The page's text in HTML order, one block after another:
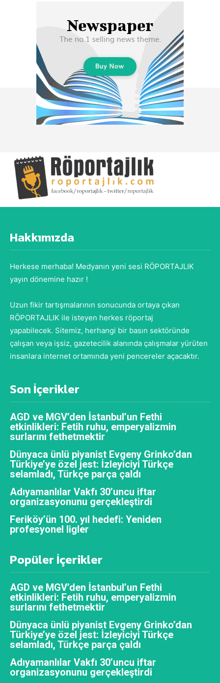
Hakkımızda
Herkese merhaba! Medyanın yeni sesi RÖPORTAJLIK
yayın dönemine hazır !
Uzun fikir tartışmalarının sonucunda ortaya çıkan
RÖPORTAJLIK ile isteyen herkes röportaj
yapabilecek. Sitemiz, herhangi bir basın sektöründe
çalışan veya işsiz, gazetecilik alanında çalışmalar yürüten
insanlara internet ortamında yeni pencereler açacaktır.
Son İçerikler
AGD ve MGV’den İstanbul’un Fethi
etkinlikleri: Fetih ruhu, emperyalizmin
surlarını fethetmektir
Dünyaca ünlü piyanist Evgeny Grinko’dan
Türkiye’ye özel jest: İzleyiciyi Türkçe
selamladı, Türkçe parça çaldı
Adıyamanlılar Vakfı 30’uncu iftar
organizasyonunu gerçekleştirdi
Feriköy’ün 100. yıl hedefi: Yeniden
profesyonel ligler
Popüler İçerikler
AGD ve MGV’den İstanbul’un Fethi
etkinlikleri: Fetih ruhu, emperyalizmin
surlarını fethetmektir
Dünyaca ünlü piyanist Evgeny Grinko’dan
Türkiye’ye özel jest: İzleyiciyi Türkçe
selamladı, Türkçe parça çaldı
Adıyamanlılar Vakfı 30’uncu iftar
organizasyonunu gerçekleştirdi